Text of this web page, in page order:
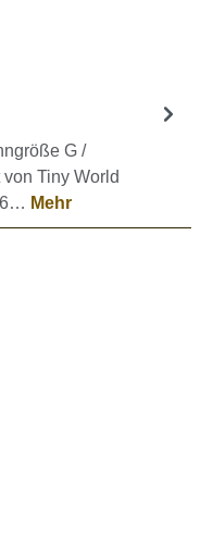
G /
Tiny World
6… Mehr